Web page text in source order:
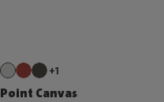
+1
Point Canvas